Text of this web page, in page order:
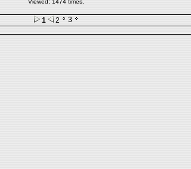
Viewed: 1474 times.
1 2 3